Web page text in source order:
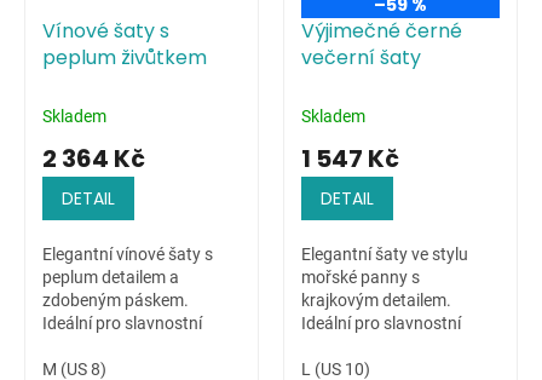
Vínové šaty s
peplum živůtkem
Skladem
2 364 Kč
DETAIL
Elegantní vínové šaty s
peplum detailem a
zdobeným páskem.
Ideální pro slavnostní
M (US 8)
Výjimečné černé
večerní šaty
Skladem
1 547 Kč
DETAIL
Elegantní šaty ve stylu
mořské panny s
krajkovým detailem.
Ideální pro slavnostní
L (US 10)